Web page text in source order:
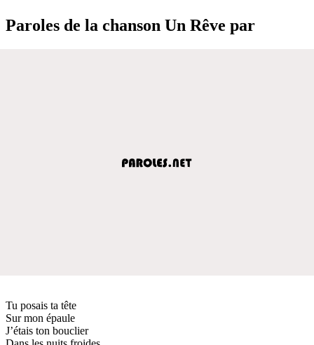
Paroles de la chanson Un Rêve par
Tu posais ta tête
Sur mon épaule
J’étais ton bouclier